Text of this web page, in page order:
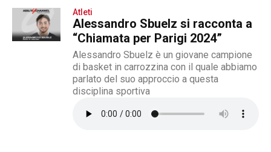
Atleti
Alessandro Sbuelz si racconta a
“Chiamata per Parigi 2024”
Alessandro Sbuelz è un giovane campione
di basket in carrozzina con il quale abbiamo
parlato del suo approccio a questa
disciplina sportiva